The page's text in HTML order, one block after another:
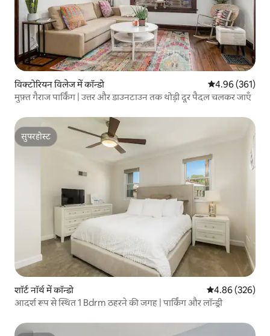
विक्टोरियन विलेज में कॉन्डो औसत रेटिंग 5 में से
4.96 (361)
मुफ़्त गैराज पार्किंग | उत्तर और डाउनटाउन तक थोड़ी दूर पैदल चलकर जाएँ
सुपरहोस्ट
सुपरहोस्ट
शॉर्ट नॉर्थ में कॉन्डो औसत रेटिंग 5 में से
4.86 (326)
आदर्श रूप से स्थित 1 Bdrm ठहरने की जगह | पार्किंग और लॉन्ड्री